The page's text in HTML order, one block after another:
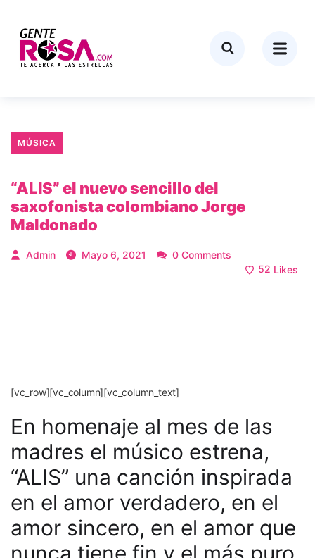
MÚSICA
“ALIS” el nuevo sencillo del
saxofonista colombiano Jorge
Maldonado
Admin Mayo 6, 2021
0 Comments
52 Likes
[vc_row][vc_column][vc_column_text]
En homenaje al mes de las
madres el músico estrena,
“ALIS” una canción inspirada
en el amor verdadero, en el
amor sincero, en el amor que
nunca tiene fin y el más puro